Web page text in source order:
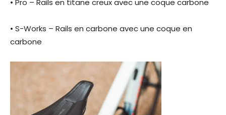
• Pro – Rails en titane creux avec une coque carbone
• S-Works – Rails en carbone avec une coque en
carbone